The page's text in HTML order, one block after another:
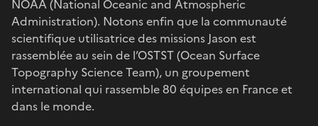
NOAA (National Oceanic and Atmospheric
Administration). Notons enfin que la communauté
scientifique utilisatrice des missions Jason est
rassemblée au sein de l’OSTST (Ocean Surface
Topography Science Team), un groupement
international qui rassemble 80 équipes en France et
dans le monde.